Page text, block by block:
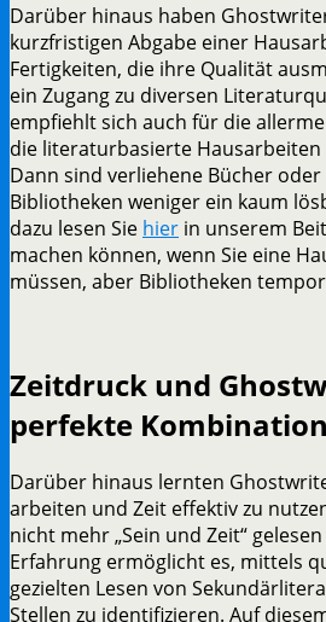
Darüber hinaus haben
kurzfristigen Abgabe einer
Fertigkeiten, die ihre Qualität
ein Zugang zu diversen
empfiehlt sich auch für die
die literaturbasierte Hausarbeiten
Dann sind verliehene Bücher
Bibliotheken weniger ein kaum
dazu lesen Sie hier in unserem
machen können, wenn Sie eine
müssen, aber Bibliotheken
Zeitdruck und
perfekte Kombination
Darüber hinaus lernten
arbeiten und Zeit effektiv zu
nicht mehr „Sein und Zeit“
Erfahrung ermöglicht es, mittels
gezielten Lesen von
Stellen zu identifizieren. Auf